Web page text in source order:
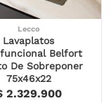
Lecco
Lavaplatos
Belfort
De Sobreponer
75x46x22
2.329.900